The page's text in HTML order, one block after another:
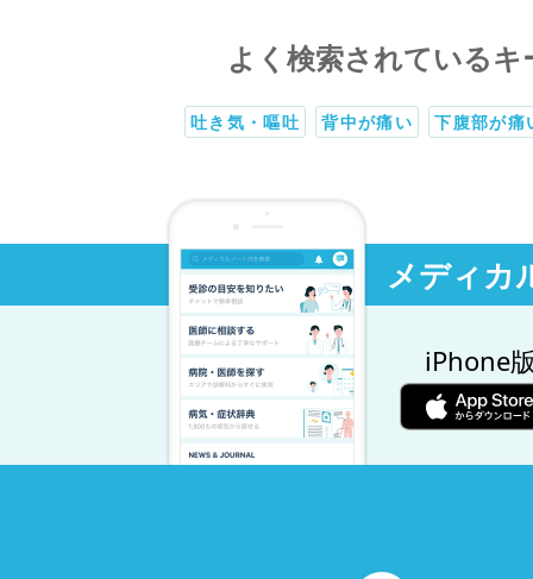
よく検索されているキ
吐き気・嘔吐 背中が痛い 下腹部が痛
メディカ
iPhone